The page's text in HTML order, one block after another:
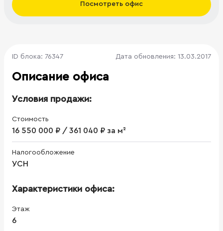
Посмотреть офис
ID блока: 76347 Дата обновления: 13.03.2017
Описание офиса
Условия продажи:
Стоимость
16 550 000 ₽ / 361 040 ₽ за м²
Налогообложение
УСН
Характеристики офиса:
Этаж
6